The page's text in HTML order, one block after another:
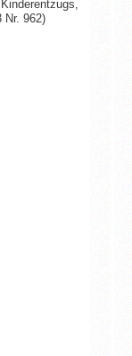
Nr. 962)